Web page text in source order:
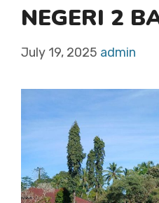
NEGERI 2
July 19, 2025 admin